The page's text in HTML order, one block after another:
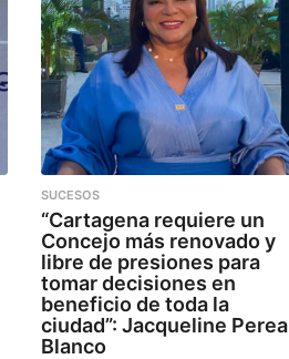
SUCESOS
“Cartagena requiere un
Concejo más renovado y
libre de presiones para
tomar decisiones en
beneficio de toda la
ciudad”: Jacqueline Perea
Blanco